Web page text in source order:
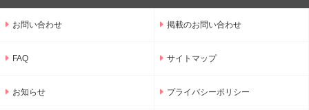
お問い合わせ 掲載のお問い合わせ
FAQ サイトマップ
お知らせ プライバシーポリシー